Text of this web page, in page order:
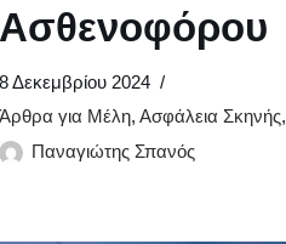
Ασθενοφόρου
8 Δεκεμβρίου 2024
Άρθρα για Μέλη, Ασφάλεια Σκηνής,
Παναγιώτης Σπανός